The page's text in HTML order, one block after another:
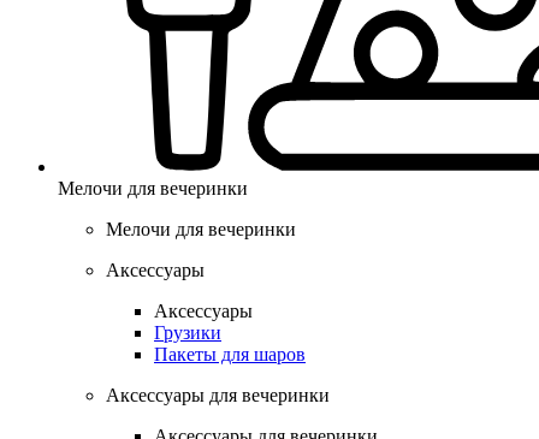
Мелочи для вечеринки
Мелочи для вечеринки
Аксессуары
Аксессуары
Грузики
Пакеты для шаров
Аксессуары для вечеринки